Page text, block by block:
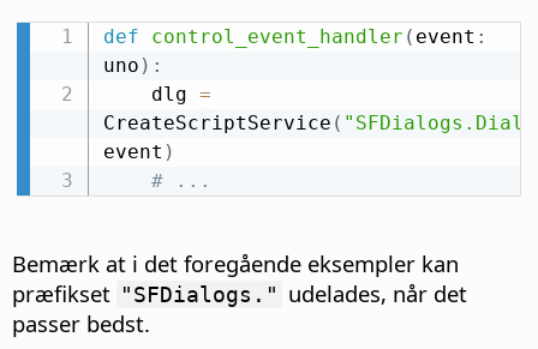
def control_event_handler ( event :
uno ) :
    dlg
=
CreateScriptService (
event )
# ...
Bemærk at i det foregående eksempler kan
præfikset "SFDialogs." udelades, når det
passer bedst.